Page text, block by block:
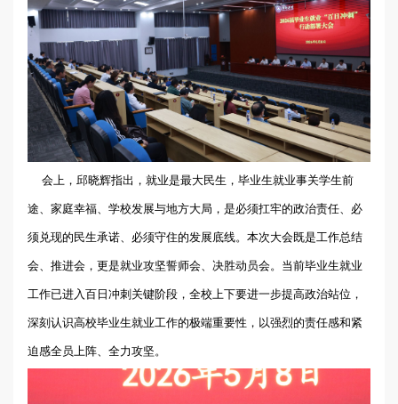
会上，邱晓辉指出，就业是最大民生，毕业生就业事关学生前
途、家庭幸福、学校发展与地方大局，是必须扛牢的政治责任、必
须兑现的民生承诺、必须守住的发展底线。本次大会既是工作总结
会、推进会，更是就业攻坚誓师会、决胜动员会。当前毕业生就业
工作已进入百日冲刺关键阶段，全校上下要进一步提高政治站位，
深刻认识高校毕业生就业工作的极端重要性，以强烈的责任感和紧
迫感全员上阵、全力攻坚。